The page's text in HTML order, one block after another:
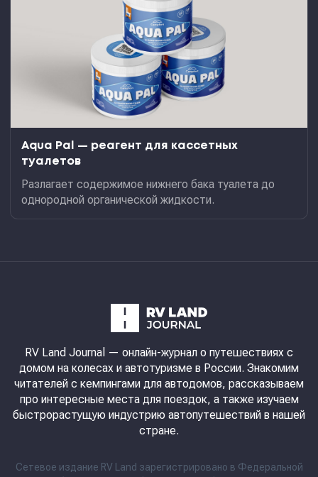
Aqua Pal — pеагент для кассетных
туалетов
Разлагает содержимое нижнего бака туалета до
однородной органической жидкости.
RV Land Journal — онлайн-журнал о путешествиях с
домом на колесах и автотуризме в России. Знакомим
читателей с кемпингами для автодомов, рассказываем
про интересные места для поездок, а также изучаем
быстрорастущую индустрию автопутешествий в нашей
стране.
Сетевое издание RV Land зарегистрировано в Федеральной